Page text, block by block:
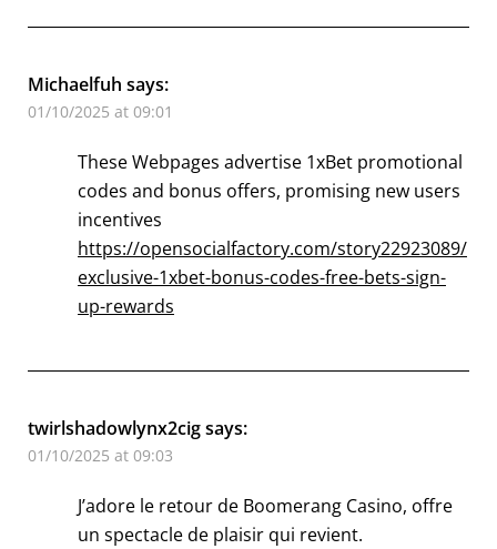
Michaelfuh says:
01/10/2025 at 09:01
These Webpages advertise 1xBet promotional
codes and bonus offers, promising new users
incentives
https://opensocialfactory.com/story22923089/
exclusive-1xbet-bonus-codes-free-bets-sign-
up-rewards
twirlshadowlynx2cigsays:
01/10/2025 at 09:03
J’adore le retour de Boomerang Casino, offre
un spectacle de plaisir qui revient.